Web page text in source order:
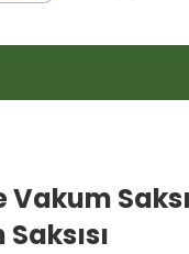
Vakum